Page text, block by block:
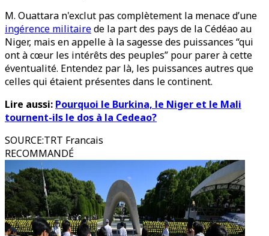
M. Ouattara n'exclut pas complètement la menace d’une
ingérence militairede la part des pays de la Cédéao au
Niger, mais en appelle à la sagesse des puissances “qui
ont à cœur les intérêts des peuples” pour parer à cette
éventualité. Entendez par là, les puissances autres que
celles qui étaient présentes dans le continent.
Lire aussi: Pourquoi le Burkina, le Niger et le Mali
tournent-ils le dos à la Cedeao?
SOURCE:TRT Francais
RECOMMANDÉ